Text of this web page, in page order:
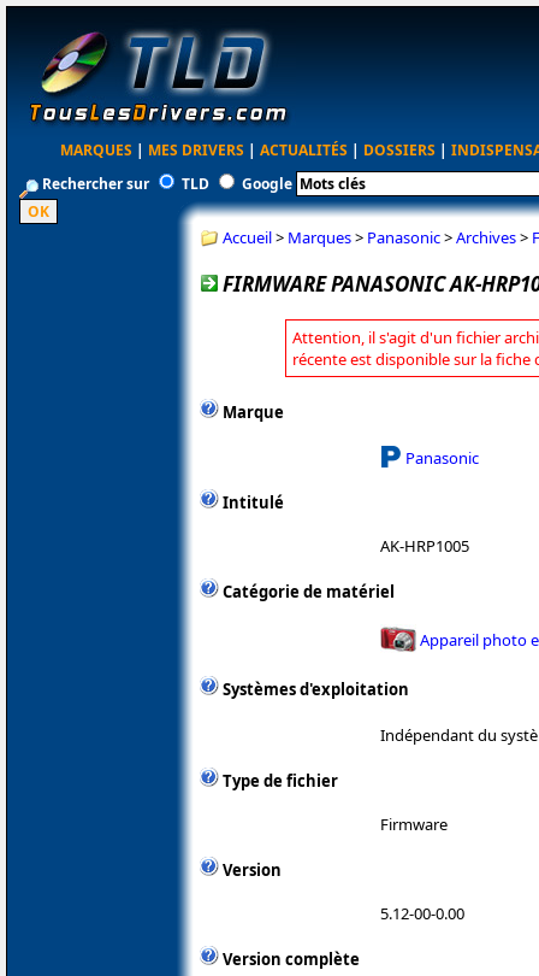
MARQUES | MES DRIVERS | ACTUALITÉS | DOSSIERS |
Rechercher sur
TLD Google
Accueil> Marques> Panasonic>Archives>
FIRMWARE PANASONIC AK-
Attention, il s'agit d'un fichier
récente est disponible sur la fiche
Marque
Panasonic
Intitulé
AK-HRP1005
Catégorie de matériel
Appareil photo
Systèmes d'exploitation
Indépendant du
Type de fichier
Firmware
Version
5.12-00-0.00
Version complète